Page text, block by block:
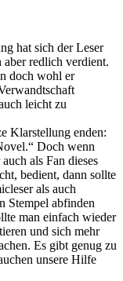
hat sich der Leser
redlich verdient.
doch wohl er
leicht zu
Klarstellung enden:
Doch wenn
als Fan dieses
bedient, dann sollte
als auch
Stempel abfinden
man einfach wieder
und sich mehr
Es gibt genug zu
unsere Hilfe